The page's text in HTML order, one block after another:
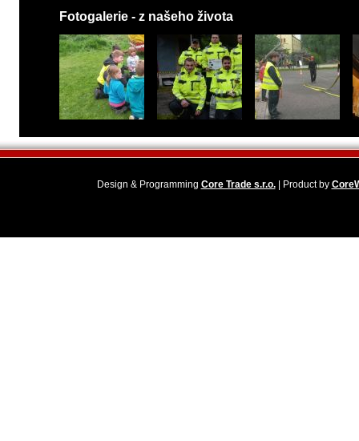
Fotogalerie - z našeho života
Design & Programming Core Trade s.r.o.| Product by